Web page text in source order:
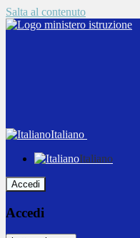
Salta al contenuto
Italiano
Italiano
Accedi
Accedi